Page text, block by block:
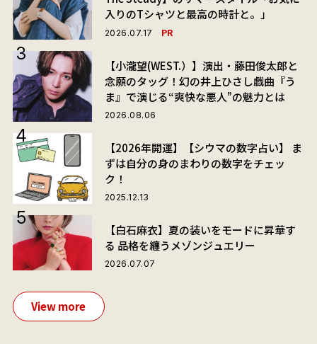
入りのTシャツと最高の時計と。」
2026.07.17 PR
【小瀧望(WEST.）】演出・藤田俊太郎と
念願のタッグ！幻の井上ひさし戯曲『う
ま』で演じる“爽快な悪人”の魅力とは
2026.08.06
【2026年開運】【シウマの数字占い】 ま
ずは自分の身のまわりの数字をチェッ
ク！
2025.12.13
【白石麻衣】夏の装いをモードに昇華す
る 品格を纏うメゾンジュエリー
2026.07.07
View more